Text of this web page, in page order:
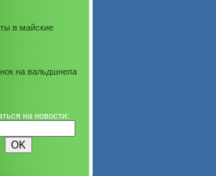
в майские
на вальдшнепа
на новости: